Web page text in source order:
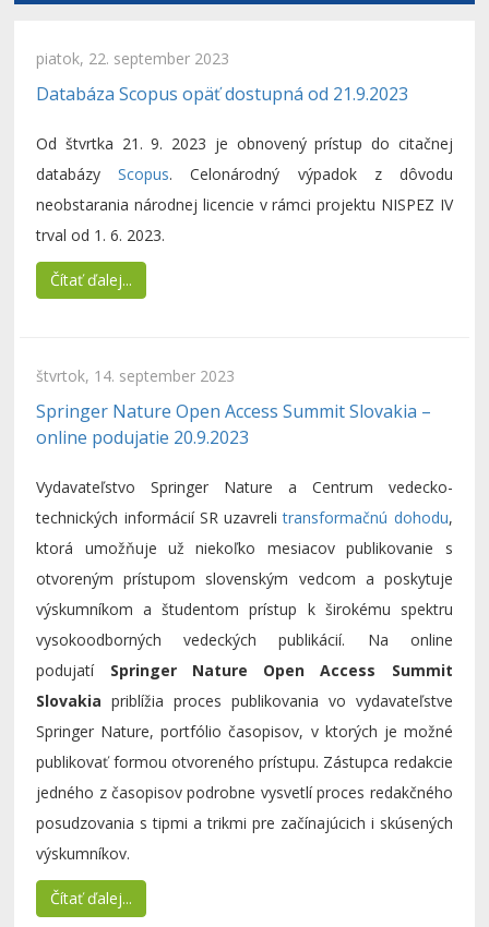
piatok, 22. september 2023
Databáza Scopus opäť dostupná od 21.9.2023
Od štvrtka 21. 9. 2023 je obnovený prístup do citačnej
databázyScopus. Celonárodný výpadok z dôvodu
neobstarania národnej licencie v rámci projektu NISPEZ IV
trval od 1. 6. 2023.
Čítať ďalej...
štvrtok, 14. september 2023
Springer Nature Open Access Summit Slovakia –
online podujatie 20.9.2023
Vydavateľstvo Springer Nature a Centrum vedecko-
technických informácií SR uzavrelitransformačnú dohodu,
ktorá umožňuje už niekoľko mesiacov publikovanie s
otvoreným prístupom slovenským vedcom a poskytuje
výskumníkom a študentom prístup k širokému spektru
vysokoodborných vedeckých publikácií. Na online
podujatí Springer Nature Open Access Summit
Slovakia priblížia proces publikovania vo vydavateľstve
Springer Nature, portfólio časopisov, v ktorých je možné
publikovať formou otvoreného prístupu. Zástupca redakcie
jedného z časopisov podrobne vysvetlí proces redakčného
posudzovania s tipmi a trikmi pre začínajúcich i skúsených
výskumníkov.
Čítať ďalej...